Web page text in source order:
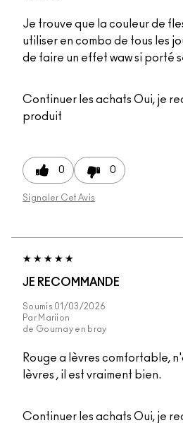
Je trouve que la couleur de
utiliser en combo de tous les
de faire un effet waw si porté
Continuer les achats Oui, je
produit
0 0
Signaler Cet Avis
JE RECOMMANDE
Soumis 01/03/2026
Par Mariion
de Gournay en bray
Rouge a lèvres comfortable,
lèvres , il est vraiment bien.
Continuer les achats Oui, je